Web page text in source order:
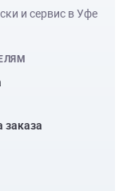
и сервис в Уфе
заказа